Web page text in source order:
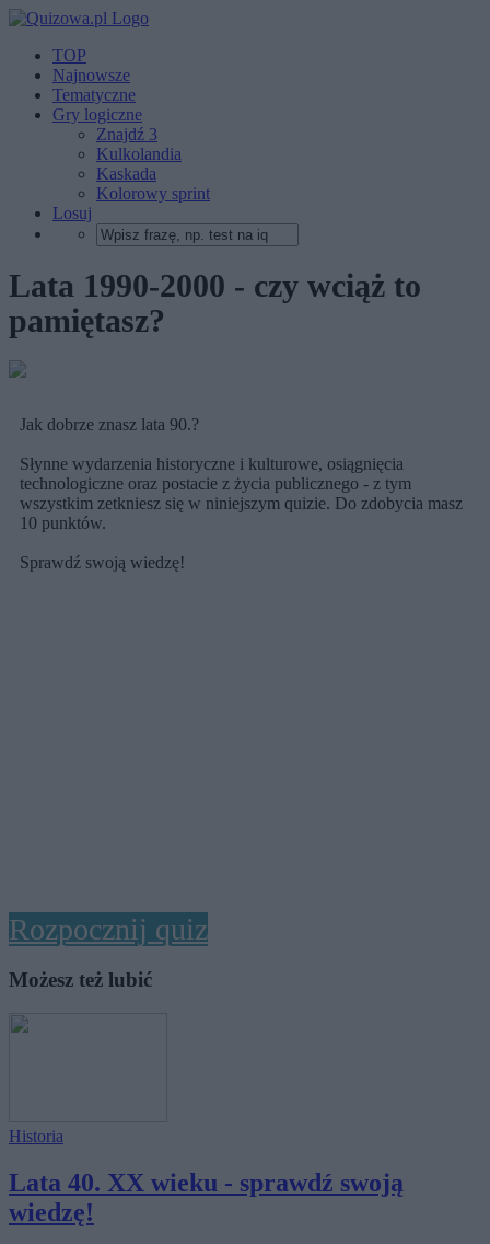
TOP
Najnowsze
Tematyczne
Gry logiczne
Znajdź 3
Kulkolandia
Kaskada
Kolorowy sprint
Losuj
Lata 1990-2000 - czy wciąż to
pamiętasz?
Jak dobrze znasz lata 90.?
Słynne wydarzenia historyczne i kulturowe, osiągnięcia
technologiczne oraz postacie z życia publicznego - z tym
wszystkim zetkniesz się w niniejszym quizie. Do zdobycia masz
10 punktów.
Sprawdź swoją wiedzę!
Rozpocznij quiz
Możesz też lubić
Historia
Lata 40. XX wieku - sprawdź swoją
wiedzę!